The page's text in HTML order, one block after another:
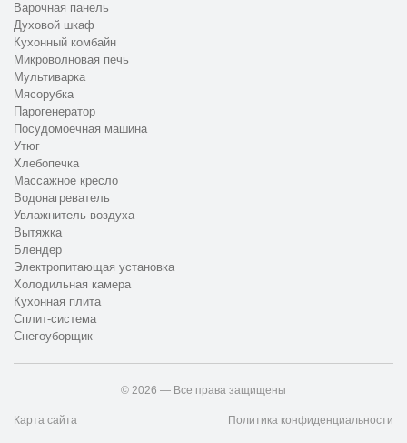
Варочная панель
Духовой шкаф
Кухонный комбайн
Микроволновая печь
Мультиварка
Мясорубка
Парогенератор
Посудомоечная машина
Утюг
Хлебопечка
Массажное кресло
Водонагреватель
Увлажнитель воздуха
Вытяжка
Блендер
Электропитающая установка
Холодильная камера
Кухонная плита
Сплит-система
Снегоуборщик
© 2026 — Все права защищены
Карта сайта Политика конфиденциальности